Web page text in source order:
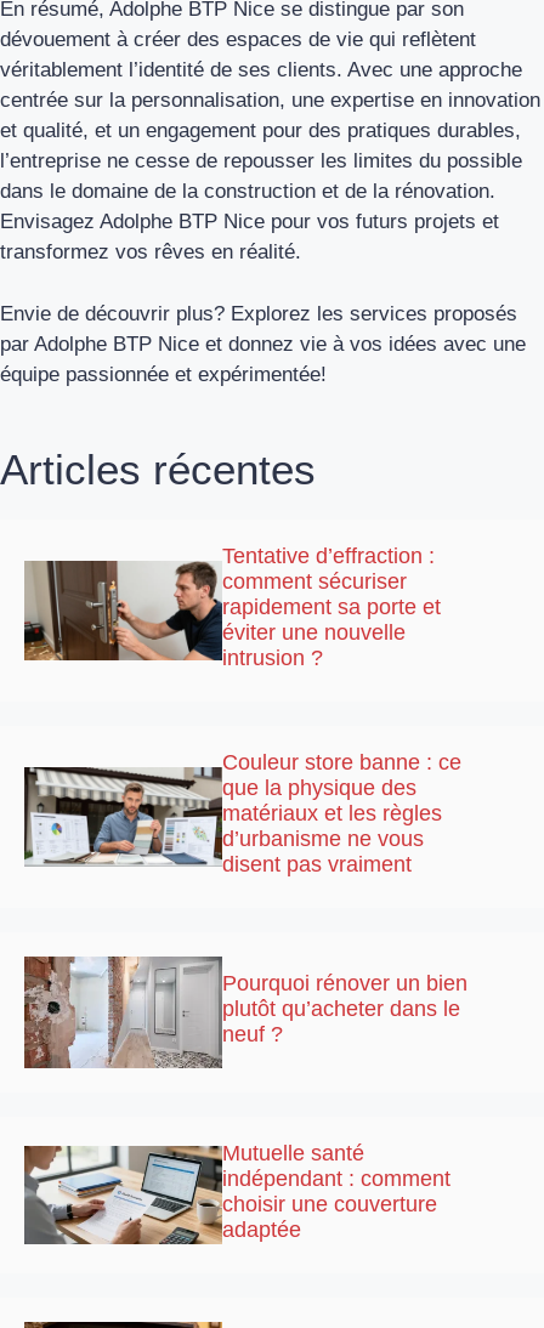
En résumé, Adolphe BTP Nice se distingue par son
dévouement à créer des espaces de vie qui reflètent
véritablement l’identité de ses clients. Avec une approche
centrée sur la personnalisation, une expertise en innovation
et qualité, et un engagement pour des pratiques durables,
l’entreprise ne cesse de repousser les limites du possible
dans le domaine de la construction et de la rénovation.
Envisagez Adolphe BTP Nice pour vos futurs projets et
transformez vos rêves en réalité.
Envie de découvrir plus? Explorez les services proposés
par Adolphe BTP Nice et donnez vie à vos idées avec une
équipe passionnée et expérimentée!
Articles récentes
Tentative d’effraction :
comment sécuriser
rapidement sa porte et
éviter une nouvelle
intrusion ?
Couleur store banne : ce
que la physique des
matériaux et les règles
d’urbanisme ne vous
disent pas vraiment
Pourquoi rénover un bien
plutôt qu’acheter dans le
neuf ?
Mutuelle santé
indépendant : comment
choisir une couverture
adaptée